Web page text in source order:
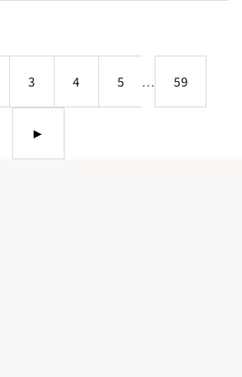
3 4 5 ... 59
►